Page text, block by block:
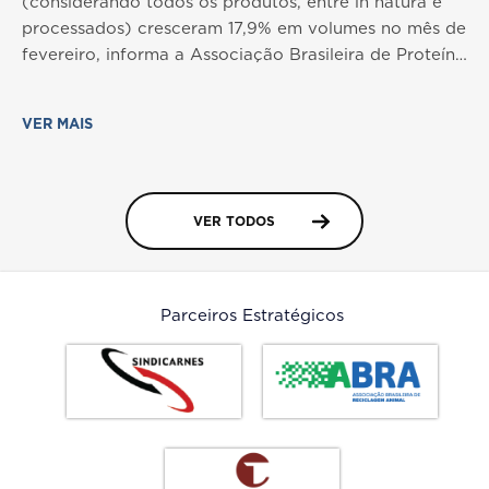
processados) cresceram 17,9% em volumes no mês de
fevereiro, informa a Associação Brasileira de Proteína
397,2 mil toneladas no mesmo período do ano
registrou crescimento ainda mais expressivo, de
23,1%, com US$ 870,4 milhões em fevereiro deste
(janeiro e fevereiro) chegaram a 911,4 mil toneladas,
número 13,6% maior em relação ao mesmo período
do ano passado, com 802,2 mil toneladas. Em receita,
o crescimento obtido no primeiro bimestre chegou a
US$ 1,696 bilhão, saldo 22% maior em relação ao
total registrado no ano passado, com US$ 1,390
bilhão. Entre os destinos de exportação de fevereiro,
VER MAIS
VER TODOS
Parceiros Estratégicos